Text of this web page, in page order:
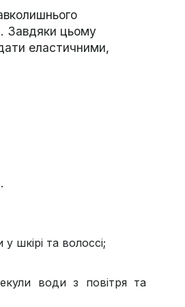
Завдяки цьому
еластичними,
шкірі та волоссі;
води з повітря та